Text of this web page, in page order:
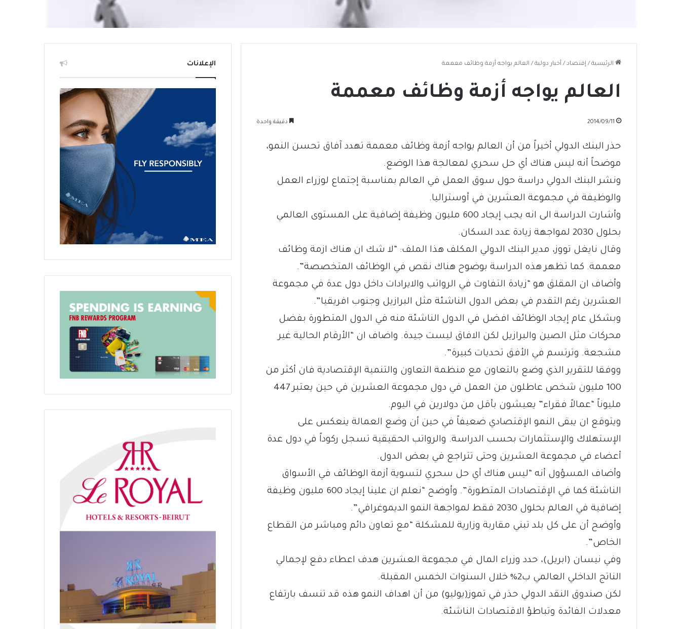
الرئيسية / إقتصاد / أخبار دولية / العالم يواجه أزمة وظائف معممة
العالم يواجه أزمة وظائف معممة
2014/09/11 دقيقة واحدة
حذر البنك الدولي أخيراً من أن العالم يواجه أزمة وظائف معممة تهدد آفاق تحسن النمو،
موضحاً أنه ليس هناك أي حل سحري لمعالجة هذا الوضع.
ونشر البنك الدولي دراسة حول سوق العمل في العالم بمناسبة إجتماع لوزراء العمل
والوظيفة في مجموعة العشرين في أوستراليا.
وأشارت الدراسة الى انه يجب إيجاد 600 مليون وظيفة إضافية على المستوى العالمي
بحلول 2030 لمواجهة زيادة عدد السكان.
وقال نايغل تووز، مدير البنك الدولي المكلف هذا الملف: “لا شك ان هناك ازمة وظائف
معممة. كما تظهر هذه الدراسة بوضوح هناك نقص في الوظائف المتخصصة”.
وأضاف ان المقلق هو “زيادة التفاوت في الرواتب والايرادات داخل دول عدة في مجموعة
العشرين رغم التقدم في بعض الدول الناشئة مثل البرازيل وجنوب افريقيا”.
وبشكل عام إيجاد الوظائف افضل في الدول الناشئة منه في الدول المتطورة بفضل
محركات مثل الصين والبرازيل لكن الافاق ليست جيدة. واضاف ان “الأرقام الحالية غير
مشجعة. وترتسم في الأفق تحديات كبيرة”.
ووفقا للتقرير الذي وضع بالتعاون مع منظمة التعاون والتنمية الإقتصادية فان أكثر من
100 مليون شخص عاطلون من العمل في دول مجموعة العشرين في حين يعتبر 447
مليوناً “عمالاً فقراء” يعيشون بأقل من دولارين في اليوم.
ويتوقع ان يبقى النمو الإقتصادي ضعيفاً في حين أن وضع العمالة ينعكس على
الإستهلاك والإستثمارات بحسب الدراسة. والرواتب الحقيقية تسجل ركوداً في دول عدة
أعضاء في مجموعة العشرين وحتى تتراجع في بعض الدول.
وأضاف المسؤول أنه “ليس هناك أي حل سحري لتسوية أزمة الوظائف في الأسواق
الناشئة كما في الإقتصادات المتطورة”. وأوضح “نعلم ان علينا إيجاد 600 مليون وظيفة
إضافية في العالم بحلول 2030 فقط لمواجهة النمو الديموغرافي”.
وأوضح أن على كل بلد تبني مقاربة وزارية للمشكلة “مع تعاون دائم ومباشر من القطاع
الخاص”.
وفي نيسان (ابريل)، حدد وزراء المال في مجموعة العشرين هدف اعطاء دفع لإجمالي
الناتج الداخلي العالمي ب2% خلال السنوات الخمس المقبلة.
لكن صندوق النقد الدولي حذر في تموز(يوليو) من أن اهداف النمو هذه قد تنسف بارتفاع
معدلات الفائدة وتباطؤ الاقتصادات الناشئة.
الإعلانات